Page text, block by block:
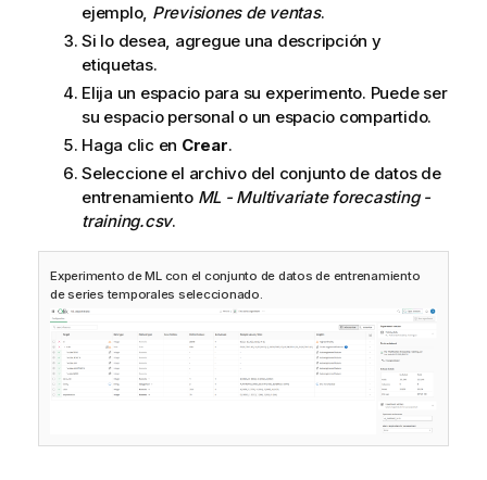
ejemplo, Previsiones de ventas.
Si lo desea, agregue una descripción y
etiquetas.
Elija un espacio para su experimento. Puede ser
su espacio personal o un espacio compartido.
Haga clic en Crear.
Seleccione el archivo del conjunto de datos de
entrenamiento ML - Multivariate forecasting -
training.csv.
Experimento de ML con el conjunto de datos de entrenamiento
de series temporales seleccionado.